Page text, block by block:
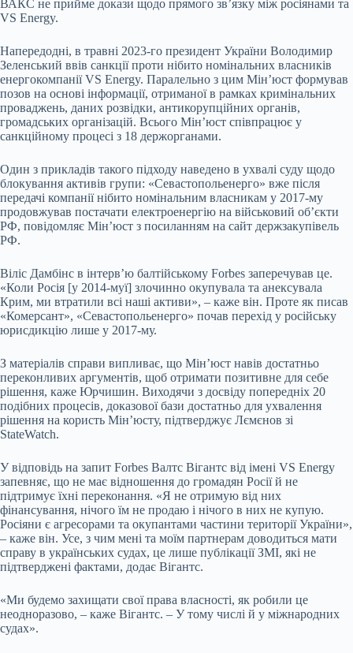
ВАКС не прийме докази щодо прямого звʼязку між росіянами та
VS Energy.
Напередодні, в травні 2023-го президент України Володимир
Зеленський ввів санкції проти нібито номінальних власників
енергокомпанії VS Energy. Паралельно з цим Мін’юст формував
позов на основі інформації, отриманої в рамках кримінальних
проваджень, даних розвідки, антикорупційних органів,
громадських організацій. Всього Мін’юст співпрацює у
санкційному процесі з 18 держорганами.
Один з прикладів такого підходу наведено в ухвалі суду щодо
блокування активів групи: «Севастопольенерго» вже після
передачі компанії нібито номінальним власникам у 2017-му
продовжував постачати електроенергію на військовий обʼєкти
РФ, повідомляє Мінʼюст з посиланням на сайт держзакупівель
РФ.
Віліс Дамбінс в інтервʼю балтійському Forbes заперечував це.
«Коли Росія [у 2014-муї] злочинно окупувала та анексувала
Крим, ми втратили всі наші активи», – каже він. Проте як писав
«Комерсант», «Севастопольенерго» почав перехід у російську
юрисдикцію лише у 2017-му.
З матеріалів справи випливає, що Мінʼюст навів достатньо
переконливих аргументів, щоб отримати позитивне для себе
рішення, каже Юрчишин. Виходячи з досвіду попередніх 20
подібних процесів, доказової бази достатньо для ухвалення
рішення на користь Мінʼюсту, підтверджує Лємєнов зі
StateWatch.
У відповідь на запит Forbes Валтс Вігантс від імені VS Energy
запевняє, що не має відношення до громадян Росії й не
підтримує їхні переконання. «Я не отримую від них
фінансування, нічого їм не продаю і нічого в них не купую.
Росіяни є агресорами та окупантами частини території України»,
– каже він. Усе, з чим мені та моїм партнерам доводиться мати
справу в українських судах, це лише публікації ЗМІ, які не
підтверджені фактами, додає Вігантс.
«Ми будемо захищати свої права власності, як робили це
неодноразово, – каже Вігантс. – У тому числі й у міжнародних
судах».